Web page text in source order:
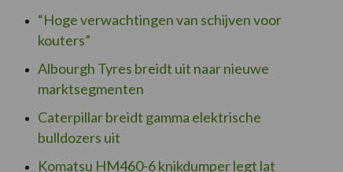
“Hoge verwachtingen van schijven voor
kouters”
Albourgh Tyres breidt uit naar nieuwe
marktsegmenten
Caterpillar breidt gamma elektrische
bulldozers uit
Komatsu HM460-6 knikdumper legt lat